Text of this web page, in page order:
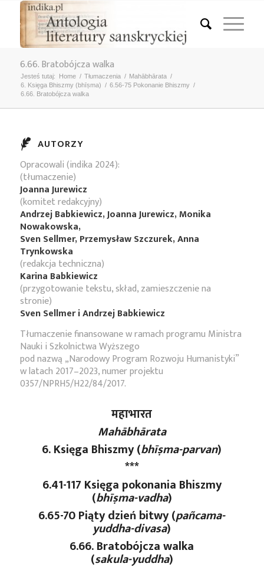
6.66. Bratobójcza walka
Jesteś tutaj: Home / Tłumaczenia / Mahābhārata /
6. Księga Bhiszmy (bhīṣma) / 6.56-75 Pokonanie Bhiszmy /
6.66. Bratobójcza walka
AUTORZY
Opracowali (indika 2024):
(tłumaczenie)
Joanna Jurewicz
(komitet redakcyjny)
Andrzej Babkiewicz, Joanna Jurewicz, Monika
Nowakowska,
Sven Sellmer, Przemysław Szczurek, Anna
Trynkowska
(redakcja techniczna)
Karina Babkiewicz
(przygotowanie tekstu, skład, zamieszczenie na
stronie)
Sven Sellmer i Andrzej Babkiewicz
Tłumaczenie finansowane w ramach programu Ministra
Nauki i Szkolnictwa Wyższego
pod nazwą „Narodowy Program Rozwoju Humanistyki”
w latach 2017–2023, numer projektu
0357/NPRH5/H22/84/2017.
महाभारत
Mahābhārata
6. Księga Bhiszmy (bhīṣma-parvan)
***
6.41-117 Księga pokonania Bhiszmy
(bhīṣma-vadha)
6.65-70 Piąty dzień bitwy (pañcama-
yuddha-divasa)
6.66. Bratobójcza walka
(sakula-yuddha)